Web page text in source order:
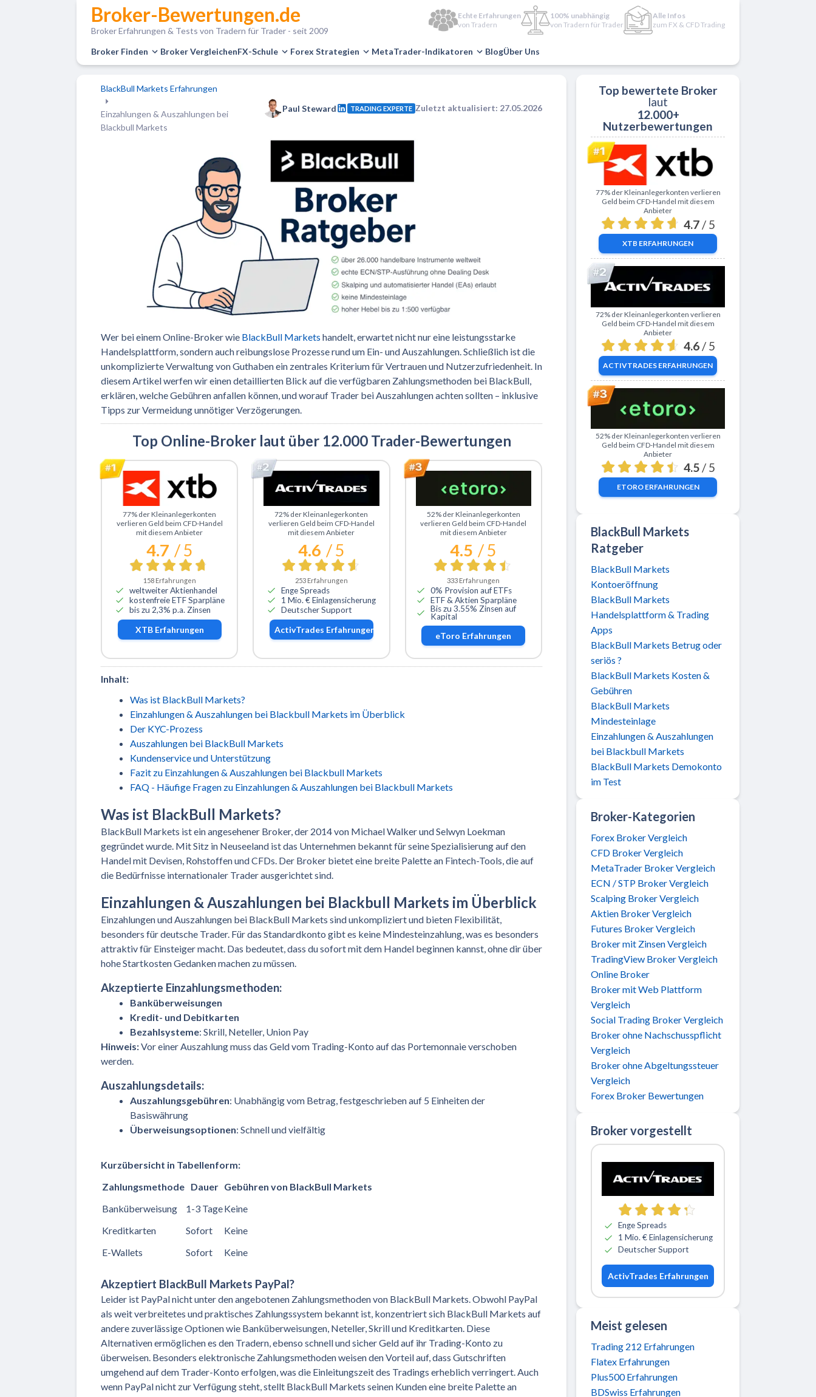
Broker-Bewertungen.de
Broker Erfahrungen & Tests von Tradern für Trader - seit 2009
Echte Erfahrungen
von Tradern
100% unabhängig
von Tradern für Trader
Alle Infos
zum FX & CFD Trading
Broker Finden Broker VergleichenFX-Schule Forex Strategien MetaTrader-Indikatoren BlogÜber Uns
BlackBull Markets Erfahrungen
Einzahlungen & Auszahlungen bei
Blackbull Markets
Paul Steward TRADING EXPERTE Zuletzt aktualisiert: 27.05.2026
Wer bei einem Online-Broker wie BlackBull Markets handelt, erwartet nicht nur eine leistungsstarke
Handelsplattform, sondern auch reibungslose Prozesse rund um Ein- und Auszahlungen. Schließlich ist die
unkomplizierte Verwaltung von Guthaben ein zentrales Kriterium für Vertrauen und Nutzerzufriedenheit. In
diesem Artikel werfen wir einen detaillierten Blick auf die verfügbaren Zahlungsmethoden bei BlackBull,
erklären, welche Gebühren anfallen können, und worauf Trader bei Auszahlungen achten sollten – inklusive
Tipps zur Vermeidung unnötiger Verzögerungen.
Top Online-Broker laut über 12.000 Trader-Bewertungen
Zu XTB
77% der Kleinanlegerkonten
verlieren Geld beim CFD-Handel
mit diesem Anbieter
4.7 / 5
158Erfahrungen
weltweiter Aktienhandel
kostenfreie ETF Sparpläne
bis zu 2,3% p.a. Zinsen
XTBErfahrungen
Zu ActivTrades
72% der Kleinanlegerkonten
verlieren Geld beim CFD-Handel
mit diesem Anbieter
4.6 / 5
253Erfahrungen
Enge Spreads
1 Mio. € Einlagensicherung
Deutscher Support
ActivTrades Erfahrungen
Zu eToro
52% der Kleinanlegerkonten
verlieren Geld beim CFD-Handel
mit diesem Anbieter
4.5 / 5
333 Erfahrungen
0% Provision auf ETFs
ETF & Aktien Sparpläne
Bis zu 3.55% Zinsen auf
Kapital
eToro Erfahrungen
Inhalt:
Was ist BlackBull Markets?
Einzahlungen & Auszahlungen bei Blackbull Markets im Überblick
Der KYC-Prozess
Auszahlungen bei BlackBull Markets
Kundenservice und Unterstützung
Fazit zu Einzahlungen & Auszahlungen bei Blackbull Markets
FAQ - Häufige Fragen zu Einzahlungen & Auszahlungen bei Blackbull Markets
Was ist BlackBull Markets?
BlackBull Markets ist ein angesehener Broker, der 2014 von Michael Walker und Selwyn Loekman
gegründet wurde. Mit Sitz in Neuseeland ist das Unternehmen bekannt für seine Spezialisierung auf den
Handel mit Devisen, Rohstoffen und CFDs. Der Broker bietet eine breite Palette an Fintech-Tools, die auf
die Bedürfnisse internationaler Trader ausgerichtet sind.
Einzahlungen & Auszahlungen bei Blackbull Markets im Überblick
Einzahlungen und Auszahlungen bei BlackBull Markets sind unkompliziert und bieten Flexibilität,
besonders für deutsche Trader. Für das Standardkonto gibt es keine Mindesteinzahlung, was es besonders
attraktiv für Einsteiger macht. Das bedeutet, dass du sofort mit dem Handel beginnen kannst, ohne dir über
hohe Startkosten Gedanken machen zu müssen.
Akzeptierte Einzahlungsmethoden:
Banküberweisungen
Kredit- und Debitkarten
Bezahlsysteme: Skrill, Neteller, Union Pay
Hinweis:Vor einer Auszahlung muss das Geld vom Trading-Konto auf das Portemonnaie verschoben
werden.
Auszahlungsdetails:
Auszahlungsgebühren: Unabhängig vom Betrag, festgeschrieben auf 5 Einheiten der
Basiswährung
Überweisungsoptionen: Schnell und vielfältig
Kurzübersicht in Tabellenform:
Zahlungsmethode Dauer Gebühren von BlackBull Markets
Banküberweisung
1-3 TageKeine
Kreditkarten
Sofort
Keine
E-Wallets
Sofort Keine
Akzeptiert BlackBull Markets PayPal?
Leider ist PayPal nicht unter den angebotenen Zahlungsmethoden von BlackBull Markets. Obwohl PayPal
als weit verbreitetes und praktisches Zahlungssystem bekannt ist, konzentriert sich BlackBull Markets auf
andere zuverlässige Optionen wie Banküberweisungen, Neteller, Skrill und Kreditkarten. Diese
Alternativen ermöglichen es den Tradern, ebenso schnell und sicher Geld auf ihr Trading-Konto zu
überweisen. Besonders elektronische Zahlungsmethoden weisen den Vorteil auf, dass Gutschriften
umgehend auf dem Trader-Konto erfolgen, was die Einleitungszeit des Tradings erheblich verringert. Auch
wenn PayPal nicht zur Verfügung steht, stellt BlackBull Markets seinen Kunden eine breite Palette an
Top bewertete Broker
laut
12.000+
Nutzerbewertungen
Zu XTB
77% der Kleinanlegerkonten verlieren
Geld beim CFD-Handel mit diesem
Anbieter
4.7 / 5
XTB ERFAHRUNGEN
Zu ActivTrades
72% der Kleinanlegerkonten verlieren
Geld beim CFD-Handel mit diesem
Anbieter
4.6 / 5
ACTIVTRADES ERFAHRUNGEN
Zu eToro
52% der Kleinanlegerkonten verlieren
Geld beim CFD-Handel mit diesem
Anbieter
4.5 / 5
ETOROERFAHRUNGEN
BlackBull Markets
Ratgeber
BlackBull Markets
Kontoeröffnung
BlackBull Markets
Handelsplattform & Trading
Apps
BlackBull Markets Betrug oder
seriös ?
BlackBull Markets Kosten &
Gebühren
BlackBull Markets
Mindesteinlage
Einzahlungen & Auszahlungen
bei Blackbull Markets
BlackBull Markets Demokonto
im Test
Broker-Kategorien
Forex Broker Vergleich
CFD Broker Vergleich
MetaTrader Broker Vergleich
ECN / STP Broker Vergleich
Scalping Broker Vergleich
Aktien Broker Vergleich
Futures Broker Vergleich
Broker mit Zinsen Vergleich
TradingView Broker Vergleich
Online Broker
Broker mit Web Plattform
Vergleich
Social Trading Broker Vergleich
Broker ohne Nachschusspflicht
Vergleich
Broker ohne Abgeltungssteuer
Vergleich
Forex Broker Bewertungen
Broker vorgestellt
Zu ActivTrades
Enge Spreads
1 Mio. € Einlagensicherung
Deutscher Support
ActivTrades Erfahrungen
Meist gelesen
Trading 212 Erfahrungen
Flatex Erfahrungen
Plus500 Erfahrungen
BDSwiss Erfahrungen